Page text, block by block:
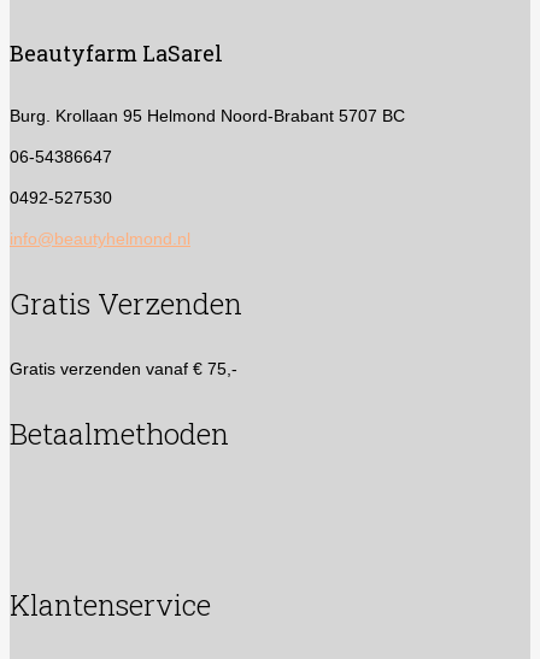
Beautyfarm LaSarel
Burg. Krollaan 95 Helmond Noord-Brabant 5707 BC
06-54386647
0492-527530
info@beautyhelmond.nl
Gratis Verzenden
Gratis verzenden vanaf € 75,-
Betaalmethoden
Klantenservice